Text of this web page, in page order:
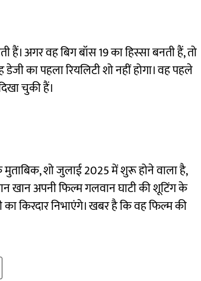
हैं। अगर वह बिग बॉस 19 का हिस्सा बनती हैं, तो
का पहला रियलिटी शो नहीं होगा। वह पहले
चुकी हैं।
मुताबिक, शो जुलाई 2025 में शुरू होने वाला है,
खान अपनी फिल्म गलवान घाटी की शूटिंग के
किरदार निभाएंगे। खबर है कि वह फिल्म की